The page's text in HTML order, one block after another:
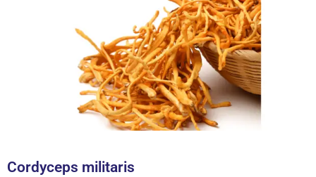
Cordyceps militaris